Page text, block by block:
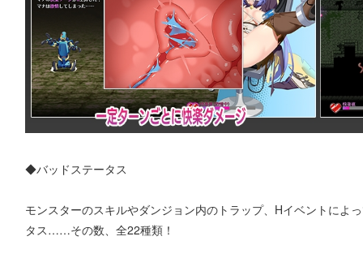
◆バッドステータス
モンスターのスキルやダンジョン内のトラップ、Hイベントによ
タス……その数、全22種類！